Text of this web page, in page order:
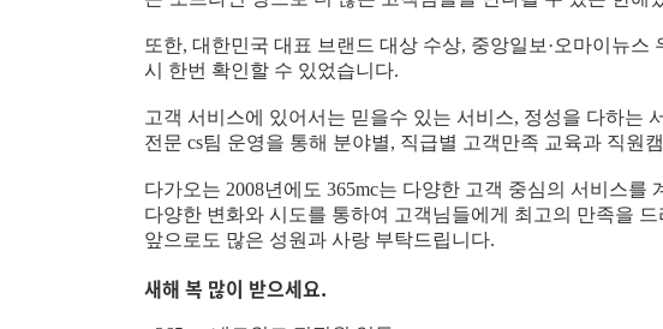
또한, 대한민국 대표 브랜드 대상 수상, 중앙일보·오마이뉴
시 한번 확인할 수 있었습니다.
고객 서비스에 있어서는 믿을수 있는 서비스, 정성을 다하는
전문 cs팀 운영을 통해 분야별, 직급별 고객만족 교육과 직원
다가오는 2008년에도 365mc는 다양한 고객 중심의 서비스를
다양한 변화와 시도를 통하여 고객님들에게 최고의 만족을
앞으로도 많은 성원과 사랑 부탁드립니다.
새해 복 많이 받으세요.